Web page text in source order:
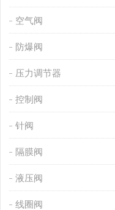
空气阀
防爆阀
压力调节器
控制阀
针阀
隔膜阀
液压阀
线圈阀